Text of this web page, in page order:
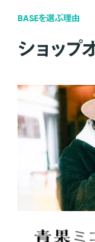
BASEを選ぶ理由
ショップ